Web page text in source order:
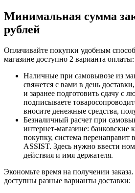
Минимальная сумма
рублей
Оплачивайте покупки удобным
магазине доступно 2 варианта оплаты:
Наличные при самовывозе из
свяжется с вами в день
и заранее подготовить сдачу с
подписываете
вносите денежные средства,
Безналичный расчет при
интернет-магазине: банковские
покупку, система перенаправит
ASSIST. Здесь нужно ввести
действия и имя держателя.
Экономьте время на получении
доступны разные варианты доставки: